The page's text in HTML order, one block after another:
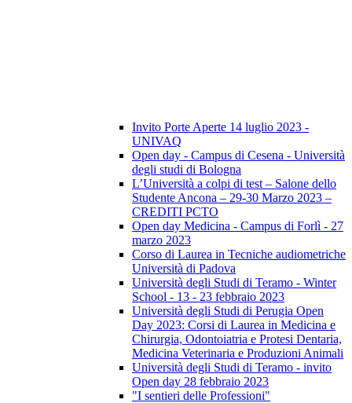
Invito Porte Aperte 14 luglio 2023 -
UNIVAQ
Open day - Campus di Cesena - Università
degli studi di Bologna
L’Università a colpi di test – Salone dello
Studente Ancona – 29-30 Marzo 2023 –
CREDITI PCTO
Open day Medicina - Campus di Forlì - 27
marzo 2023
Corso di Laurea in Tecniche audiometriche
Università di Padova
Università degli Studi di Teramo - Winter
School - 13 - 23 febbraio 2023
Università degli Studi di Perugia Open
Day 2023: Corsi di Laurea in Medicina e
Chirurgia, Odontoiatria e Protesi Dentaria,
Medicina Veterinaria e Produzioni Animali
Università degli Studi di Teramo - invito
Open day 28 febbraio 2023
"I sentieri delle Professioni"